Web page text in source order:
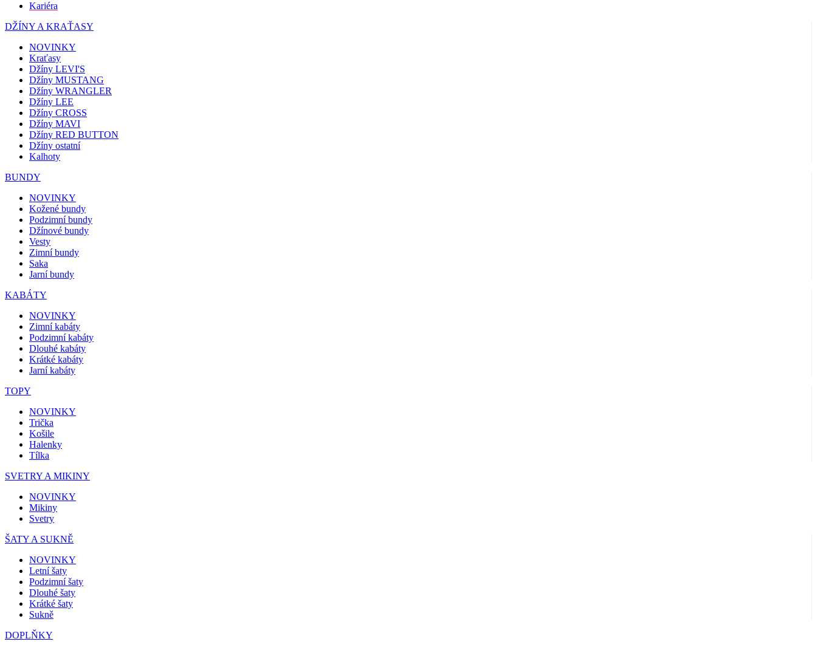
Kariéra
DŽÍNY A KRAŤASY
NOVINKY
Kraťasy
Džíny LEVI'S
Džíny MUSTANG
Džíny WRANGLER
Džíny LEE
Džíny CROSS
Džíny MAVI
Džíny RED BUTTON
Džíny ostatní
Kalhoty
BUNDY
NOVINKY
Kožené bundy
Podzimní bundy
Džínové bundy
Vesty
Zimní bundy
Saka
Jarní bundy
KABÁTY
NOVINKY
Zimní kabáty
Podzimní kabáty
Dlouhé kabáty
Krátké kabáty
Jarní kabáty
TOPY
NOVINKY
Trička
Košile
Halenky
Tílka
SVETRY A MIKINY
NOVINKY
Mikiny
Svetry
ŠATY A SUKNĚ
NOVINKY
Letní šaty
Podzimní šaty
Dlouhé šaty
Krátké šaty
Sukně
DOPLŇKY